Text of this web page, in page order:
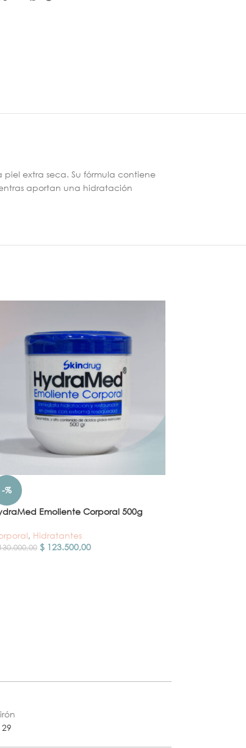
extra seca. Su fórmula contiene
aportan una hidratación
-%
Emoliente Corporal 500g
, Hidratantes
$123.500,00